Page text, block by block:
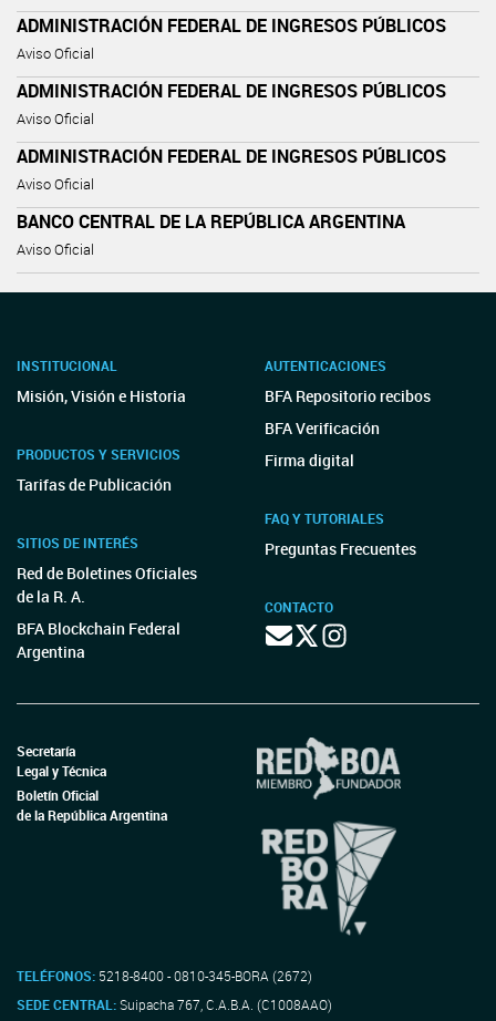
ADMINISTRACIÓN FEDERAL DE INGRESOS PÚBLICOS
Aviso Oficial
ADMINISTRACIÓN FEDERAL DE INGRESOS PÚBLICOS
Aviso Oficial
ADMINISTRACIÓN FEDERAL DE INGRESOS PÚBLICOS
Aviso Oficial
BANCO CENTRAL DE LA REPÚBLICA ARGENTINA
Aviso Oficial
INSTITUCIONAL
Misión, Visión e Historia
PRODUCTOS Y SERVICIOS
Tarifas de Publicación
SITIOS DE INTERÉS
Red de Boletines Oficiales
de la R. A.
BFA Blockchain Federal
Argentina
AUTENTICACIONES
BFA Repositorio recibos
BFA Verificación
Firma digital
FAQ Y TUTORIALES
Preguntas Frecuentes
CONTACTO
Secretaría
Legal y Técnica
Boletín Oficial
de la República Argentina
TELÉFONOS: 5218-8400 - 0810-345-BORA (2672)
SEDE CENTRAL:Suipacha 767, C.A.B.A. (C1008AAO)